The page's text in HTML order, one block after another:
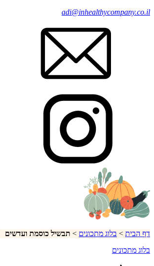
adi@inhealthycompany.co.il
דף הבית > בלוג מתכונים > תבשיל כוסמת ועדשים
בלוג מתכונים